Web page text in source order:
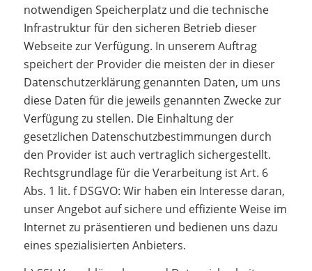
notwendigen Speicherplatz und die technische
Infrastruktur für den sicheren Betrieb dieser
Webseite zur Verfügung. In unserem Auftrag
speichert der Provider die meisten der in dieser
Datenschutzerklärung genannten Daten, um uns
diese Daten für die jeweils genannten Zwecke zur
Verfügung zu stellen. Die Einhaltung der
gesetzlichen Datenschutzbestimmungen durch
den Provider ist auch vertraglich sichergestellt.
Rechtsgrundlage für die Verarbeitung ist Art. 6
Abs. 1 lit. f DSGVO: Wir haben ein Interesse daran,
unser Angebot auf sichere und effiziente Weise im
Internet zu präsentieren und bedienen uns dazu
eines spezialisierten Anbieters.